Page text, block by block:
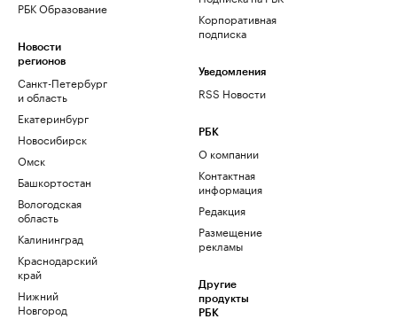
РБК Образование
Новости
регионов
Санкт-Петербург
и область
Екатеринбург
Новосибирск
Омск
Башкортостан
Вологодская
область
Калининград
Краснодарский
край
Нижний
Новгород
Корпоративная
подписка
Уведомления
RSS Новости
РБК
О компании
Контактная
информация
Редакция
Размещение
рекламы
Другие
продукты
РБК